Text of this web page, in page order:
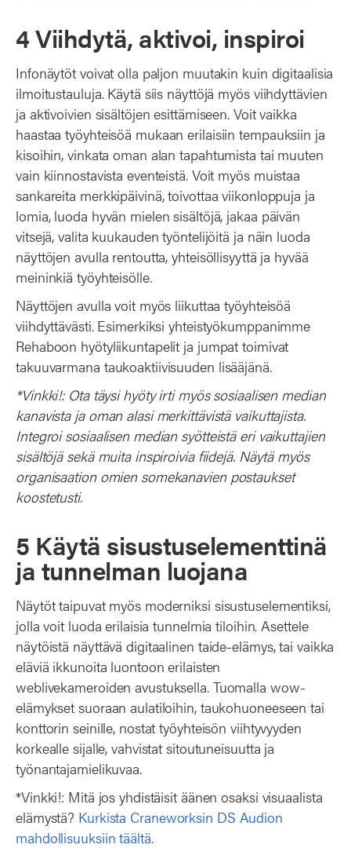
4 Viihdytä, aktivoi, inspiroi
Infonäytöt voivat olla paljon muutakin kuin digitaalisia
ilmoitustauluja. Käytä siis näyttöjä myös viihdyttävien
ja aktivoivien sisältöjen esittämiseen. Voit vaikka
haastaa työyhteisöä mukaan erilaisiin tempauksiin ja
kisoihin, vinkata oman alan tapahtumista tai muuten
vain kiinnostavista eventeistä. Voit myös muistaa
sankareita merkkipäivinä, toivottaa viikonloppuja ja
lomia, luoda hyvän mielen sisältöjä, jakaa päivän
vitsejä, valita kuukauden työntelijöitä ja näin luoda
näyttöjen avulla rentoutta, yhteisöllisyyttä ja hyvää
meininkiä työyhteisölle.
Näyttöjen avulla voit myös liikuttaa työyhteisöä
viihdyttävästi. Esimerkiksi yhteistyökumppanimme
Rehaboon hyötyliikuntapelit ja jumpat toimivat
takuuvarmana taukoaktiivisuuden lisääjänä.
*Vinkki!: Ota täysi hyöty irti myös sosiaalisen median
kanavista ja oman alasi merkittävistä vaikuttajista.
Integroi sosiaalisen median syötteistä eri vaikuttajien
sisältöjä sekä muita inspiroivia fiidejä. Näytä myös
organisaation omien somekanavien postaukset
koostetusti.
5 Käytä sisustuselementtinä
ja tunnelman luojana
Näytöt taipuvat myös moderniksi sisustuselementiksi,
jolla voit luoda erilaisia tunnelmia tiloihin. Asettele
näytöistä näyttävä digitaalinen taide-elämys, tai vaikka
eläviä ikkunoita luontoon erilaisten
weblivekameroiden avustuksella. Tuomalla wow-
elämykset suoraan aulatiloihin, taukohuoneeseen tai
konttorin seinille, nostat työyhteisön viihtyvyyden
korkealle sijalle, vahvistat sitoutuneisuutta ja
työnantajamielikuvaa.
*Vinkki!: Mitä jos yhdistäisit äänen osaksi visuaalista
elämystä? Kurkista Craneworksin DS Audion
mahdollisuuksiin täältä.